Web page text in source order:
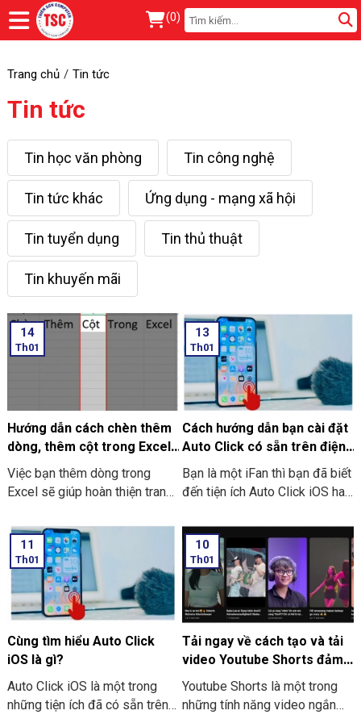
(0)
Trang chủ Tin tức
Tin tức
Tin học văn phòng Tin công nghệ
Tin tức khác Ứng dụng - mạng xã hội
Tin tuyển dụng Tin thủ thuật
Tin khuyến mãi
14
Th01
Hướng dẫn cách chèn thêm
dòng, thêm cột trong Excel
đơn giản, nhanh chóng
Việc bạn thêm dòng trong
Excel sẽ giúp hoàn thiện trang
hiệu quả khi bạn muốn thêm
thông tin giữa hai dòng đã có
sẵn. Cùng với điều đó cũng sẽ
giúp bạn dễ dàng giúp bạn
theo dõi dữ liệu và có cách
sắp xếp hợp lý.
13
Th01
Cách hướng dẫn bạn cài đặt
Auto Click có sẵn trên điện
thoại iPhone, iPad
Bạn là một iFan thì bạn đã biết
đến tiện ích Auto Click iOS hay
cách sử dụng tiện ích này, bạn
sẽ tiết kiệm được rất nhiều
lượng thời gian và công sức
khi làm việc, chơi game. Bài
viết ở dưới đây sẽ cung cấp
cho bạn biết cách cài đặt Auto
Click iOS miễn phí.
11
Th01
Cùng tìm hiểu Auto Click
iOS là gì?
Auto Click iOS là một trong
những tiện ích đã có sẵn trên
10
Th01
Tải ngay về cách tạo và tải
video Youtube Shorts đảm
bảo thành công
Youtube Shorts là một trong
những tính năng video ngắn